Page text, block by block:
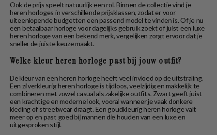
Ook de prijs speelt natuurlijk een rol. Binnen de collectie vind je
heren horloges in verschillende prijsklassen, zodat er voor
uiteenlopende budgetten een passend model te vinden is. Of je nu
een betaalbaar horloge voor dagelijks gebruik zoekt of juist een luxe
heren horloge van een bekend merk, vergelijken zorgt ervoor dat je
sneller de juiste keuze maakt.
Welke kleur heren horloge past bij jouw outfit?
De kleur van een heren horloge heeft veel invloed op de uitstraling.
Een zilverkleurig heren horloge is tijdloos, veelzijdig en makkelijk te
combineren met zowel casual als zakelijke outfits. Zwart geeft juist
een krachtige en moderne look, vooral wanneer je vaak donkere
kleding of streetwear draagt. Een goudkleurig heren horloge valt
meer op en past goed bij mannen die houden van een luxe en
uitgesproken stijl.